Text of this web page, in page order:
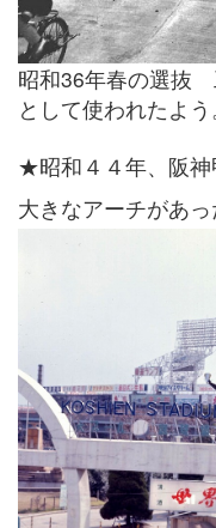
昭和36年春の選抜
として使われたよう
★昭和４４年、阪神
大きなアーチがあっ